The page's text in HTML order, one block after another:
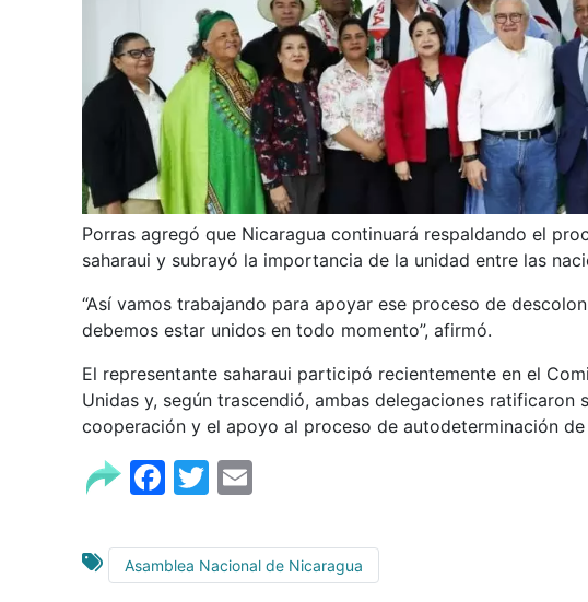
Porras agregó que Nicaragua continuará respaldando el
saharaui y subrayó la importancia de la unidad entre las
“Así vamos trabajando para apoyar ese proceso de
debemos estar unidos en todo momento”, afirmó.
El representante saharaui participó recientemente en el
Unidas y, según trascendió, ambas delegaciones
cooperación y el apoyo al proceso de autodeterminación de
Facebook
Twitter
Asamblea Nacional de Nicaragua